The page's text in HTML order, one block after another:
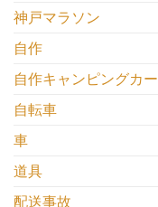
神戸マラソン
自作
自作キャンピングカー
自転車
車
道具
配送事故